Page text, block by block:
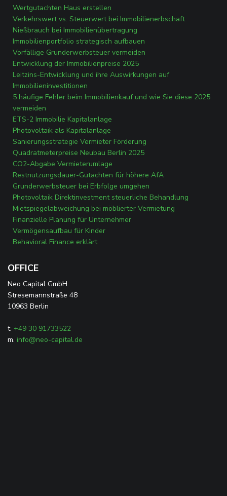
Wertgutachten Haus erstellen
Verkehrswert vs. Steuerwert bei Immobilienerbschaft
Nießbrauch bei Immobilienübertragung
Immobilienportfolio strategisch aufbauen
Vorfällige Grunderwerbsteuer vermeiden
Entwicklung der Immobilienpreise 2025
Leitzins-Entwicklung und ihre Auswirkungen auf
Immobilieninvestitionen
5 häufige Fehler beim Immobilienkauf und wie Sie diese 2025
vermeiden
ETS-2 Immobilie Kapitalanlage
Photovoltaik als Kapitalanlage
Sanierungsstrategie Vermieter Förderung
Quadratmeterpreise Neubau Berlin 2025
CO2-Abgabe Vermieterumlage
Restnutzungsdauer-Gutachten für höhere AfA
Grunderwerbsteuer bei Erbfolge umgehen
Photovoltaik Direktinvestment steuerliche Behandlung
Mietspiegelabweichung bei möblierter Vermietung
Finanzielle Planung für Unternehmer
Vermögensaufbau für Kinder
Behavioral Finance erklärt
OFFICE
Neo Capital GmbH
Stresemannstraße 48
10963 Berlin
t. +49 30 91733522
m. info@neo-capital.de